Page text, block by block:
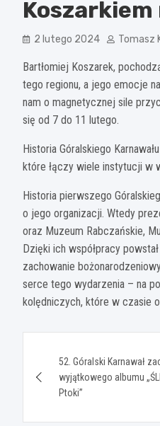
2 lutego 2024 Tomasz
Bartłomiej Koszarek,
tego regionu, a jego emocje
nam o magnetycznej sile
się od 7 do 11 lutego.
Historia Góralskiego
które łączy wiele instytucji w
Historia pierwszego
o jego organizacji. Wtedy
oraz Muzeum Rabczańskie,
Dzięki ich współpracy
zachowanie
serce tego wydarzenia – na
kolędniczych, które w czasie
wpisu
52. Góralski Karnawał
wyjątkowego albumu
Ptoki”